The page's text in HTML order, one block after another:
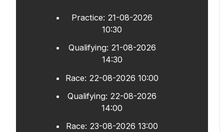
Practice: 21-08-2026
10:30
Qualifying: 21-08-2026
14:30
Race: 22-08-2026 10:00
Qualifying: 22-08-2026
14:00
Race: 23-08-2026 13:00